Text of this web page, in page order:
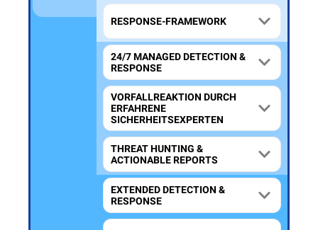
RESPONSE-FRAMEWORK
24/7 MANAGED DETECTION &
RESPONSE
VORFALLREAKTION DURCH
ERFAHRENE
SICHERHEITSEXPERTEN
THREAT HUNTING &
ACTIONABLE REPORTS
EXTENDED DETECTION &
RESPONSE